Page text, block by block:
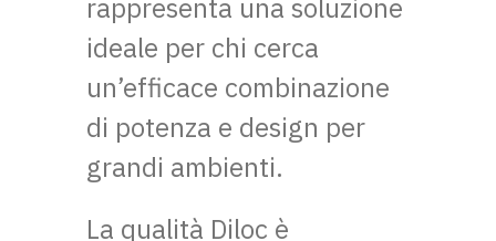
rappresenta una soluzione
ideale per chi cerca
un’efficace combinazione
di potenza e design per
grandi ambienti.
La qualità Diloc è